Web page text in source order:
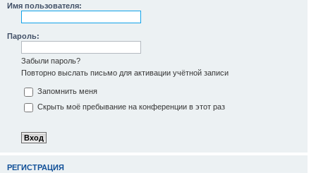
Имя пользователя:
Пароль:
Забыли пароль?
Повторно выслать письмо для активации учётной записи
Запомнить меня
Скрыть моё пребывание на конференции в этот раз
РЕГИСТРАЦИЯ